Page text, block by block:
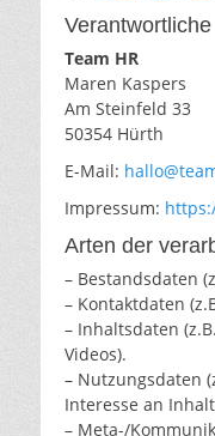
Verantwortliche
Team HR
Maren Kaspers
Am Steinfeld 33
50354 Hürth
E-Mail:
Impressum:
Arten der
– Bestandsdaten
– Kontaktdaten
– Inhaltsdaten
Videos).
– Nutzungsdaten
Interesse an
– Meta-/